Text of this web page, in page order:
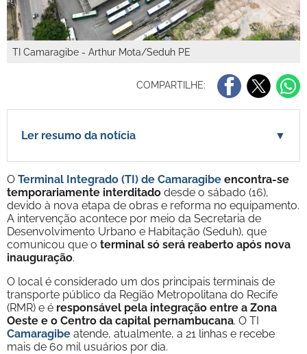
TI Camaragibe - Arthur Mota/Seduh PE
COMPARTILHE:
Ler resumo da notícia ▼
O Terminal Integrado (TI) de Camaragibe encontra-se
temporariamente interditado desde o sábado (16),
devido à nova etapa de obras e reforma no equipamento.
A intervenção acontece por meio da Secretaria de
Desenvolvimento Urbano e Habitação (Seduh), que
comunicou que o terminal só será reaberto após nova
inauguração.
O local é considerado um dos principais terminais de
transporte público da Região Metropolitana do Recife
(RMR) e é responsável pela integração entre a Zona
Oeste e o Centro da capital pernambucana. O TI
Camaragibe atende, atualmente, a 21 linhas e recebe
mais de 60 mil usuários por dia.